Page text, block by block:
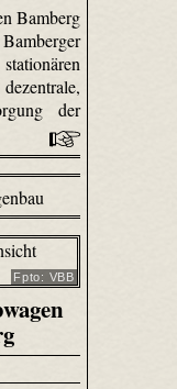
Bamberg
der
Fpto: VBB